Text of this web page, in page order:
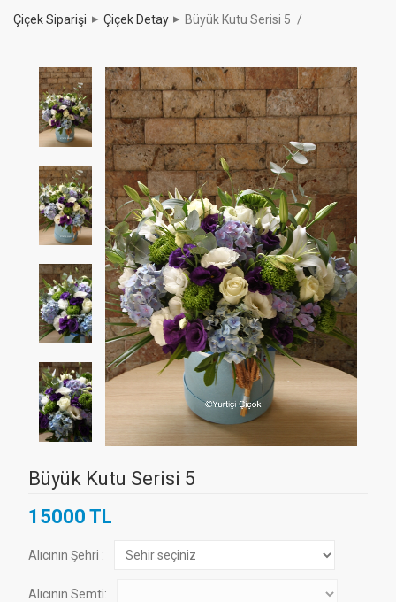
Çiçek Siparişi Çiçek Detay Büyük Kutu Serisi 5
Büyük Kutu Serisi 5
15000 TL
Alıcının Şehri :
Alıcının Semti: